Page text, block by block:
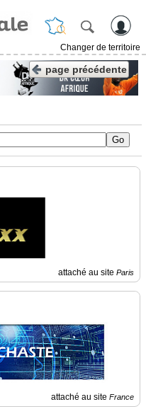
Changer de territoire
page précédente
attaché au site Paris
attaché au site France